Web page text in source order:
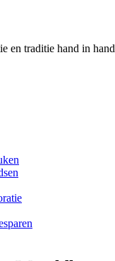
en traditie hand in hand